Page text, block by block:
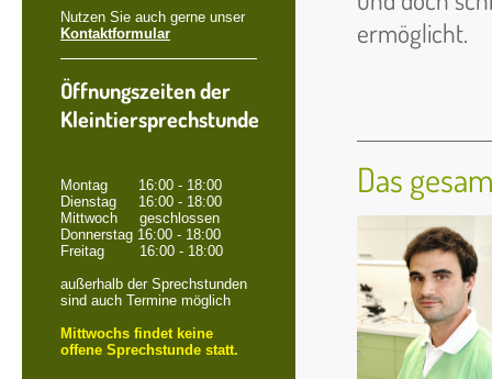
Nutzen Sie auch gerne unser
Kontaktformular
Öffnungszeiten der
Kleintiersprechstunde
Montag 16:00 - 18:00
Dienstag 16:00 - 18:00
Mittwoch geschlossen
Donnerstag 16:00 - 18:00
Freitag 16:00 - 18:00
außerhalb der Sprechstunden
sind auch Termine möglich
Mittwochs findet keine
offene Sprechstunde statt.
ermöglicht.
Das